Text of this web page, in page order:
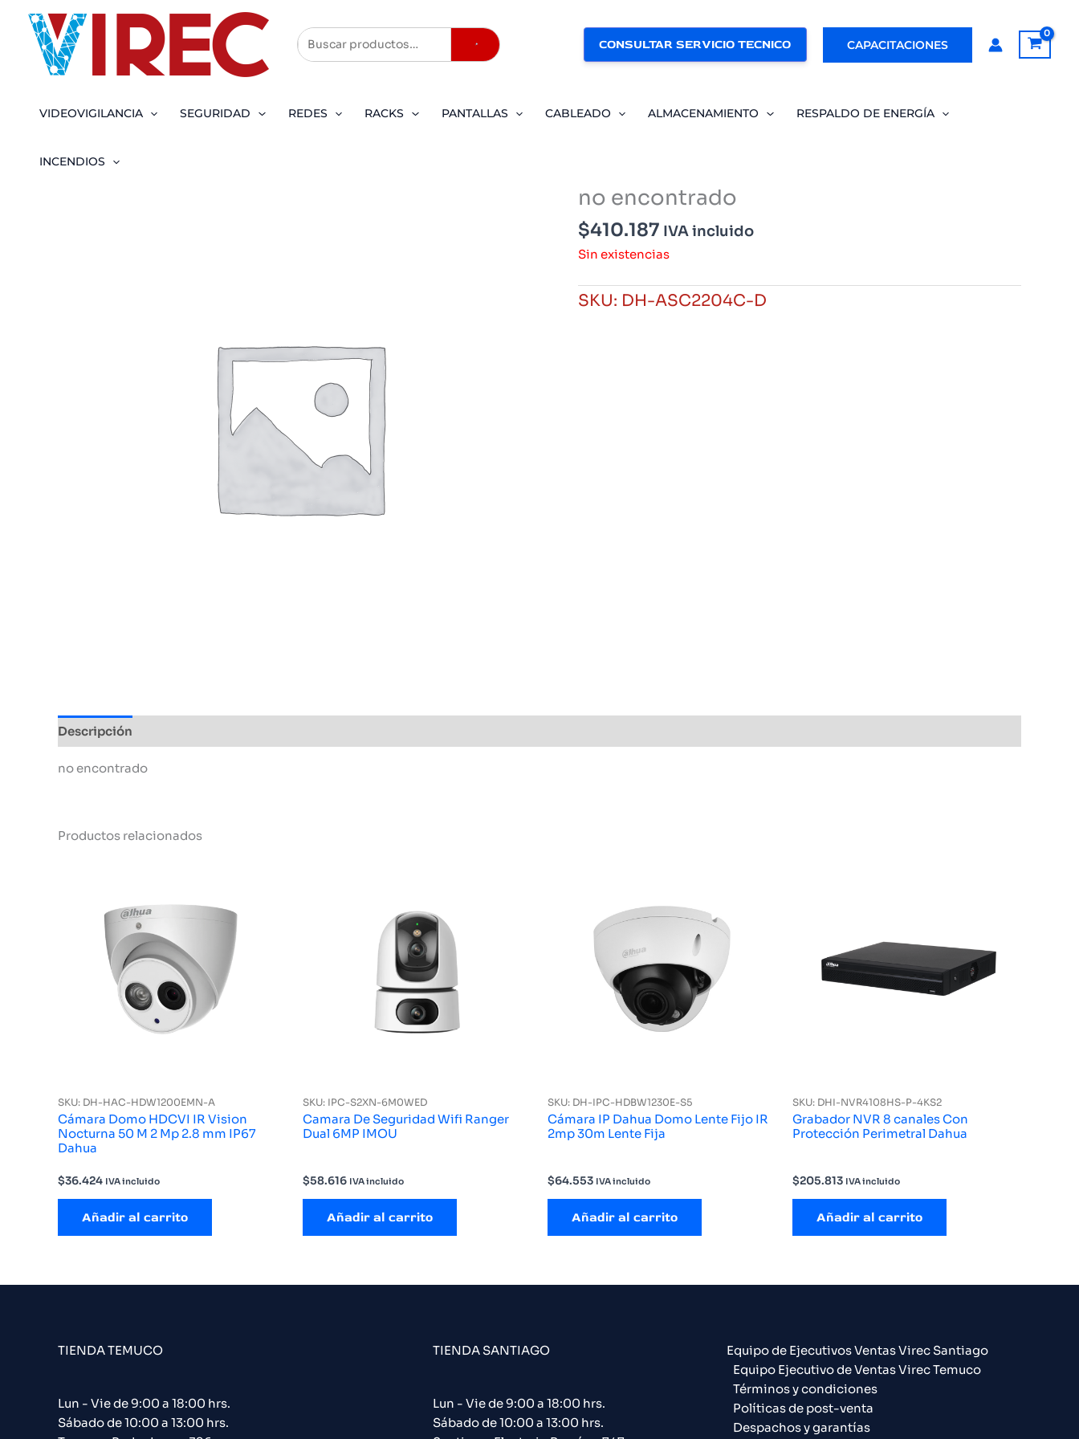
contenido
Buscar CONSULTAR SERVICIO TECNICO CAPACITACIONES
VIDEOVIGILANCIA SEGURIDAD REDES RACKS PANTALLAS CABLEADO ALMACENAMIENTO RESPALDO DE ENERGÍA
INCENDIOS
no encontrado
$410.187 IVA incluido
Sin existencias
SKU: DH-ASC2204C-D
Descripción
no encontrado
Productos relacionados
SKU: DH-HAC-HDW1200EMN-A
Cámara Domo HDCVI IR Vision
Nocturna 50 M 2 Mp 2.8 mm IP67
Dahua
$36.424 IVA incluido
Añadir al carrito
SKU: IPC-S2XN-6M0WED
Camara De Seguridad Wifi Ranger
Dual 6MP IMOU
$58.616 IVA incluido
Añadir al carrito
SKU: DH-IPC-HDBW1230E-S5
Cámara IP Dahua Domo Lente Fijo IR
2mp 30m Lente Fija
$64.553 IVA incluido
Añadir al carrito
SKU: DHI-NVR4108HS-P-4KS2
Grabador NVR 8 canales Con
Protección Perimetral Dahua
$205.813 IVA incluido
Añadir al carrito
TIENDA TEMUCO
Lun - Vie de 9:00 a 18:00 hrs.
Sábado de 10:00 a 13:00 hrs.
TIENDA SANTIAGO
Lun - Vie de 9:00 a 18:00 hrs.
Sábado de 10:00 a 13:00 hrs.
Equipo de Ejecutivos Ventas Virec Santiago
Equipo Ejecutivo de Ventas Virec Temuco
Términos y condiciones
Políticas de post-venta
Despachos y garantías